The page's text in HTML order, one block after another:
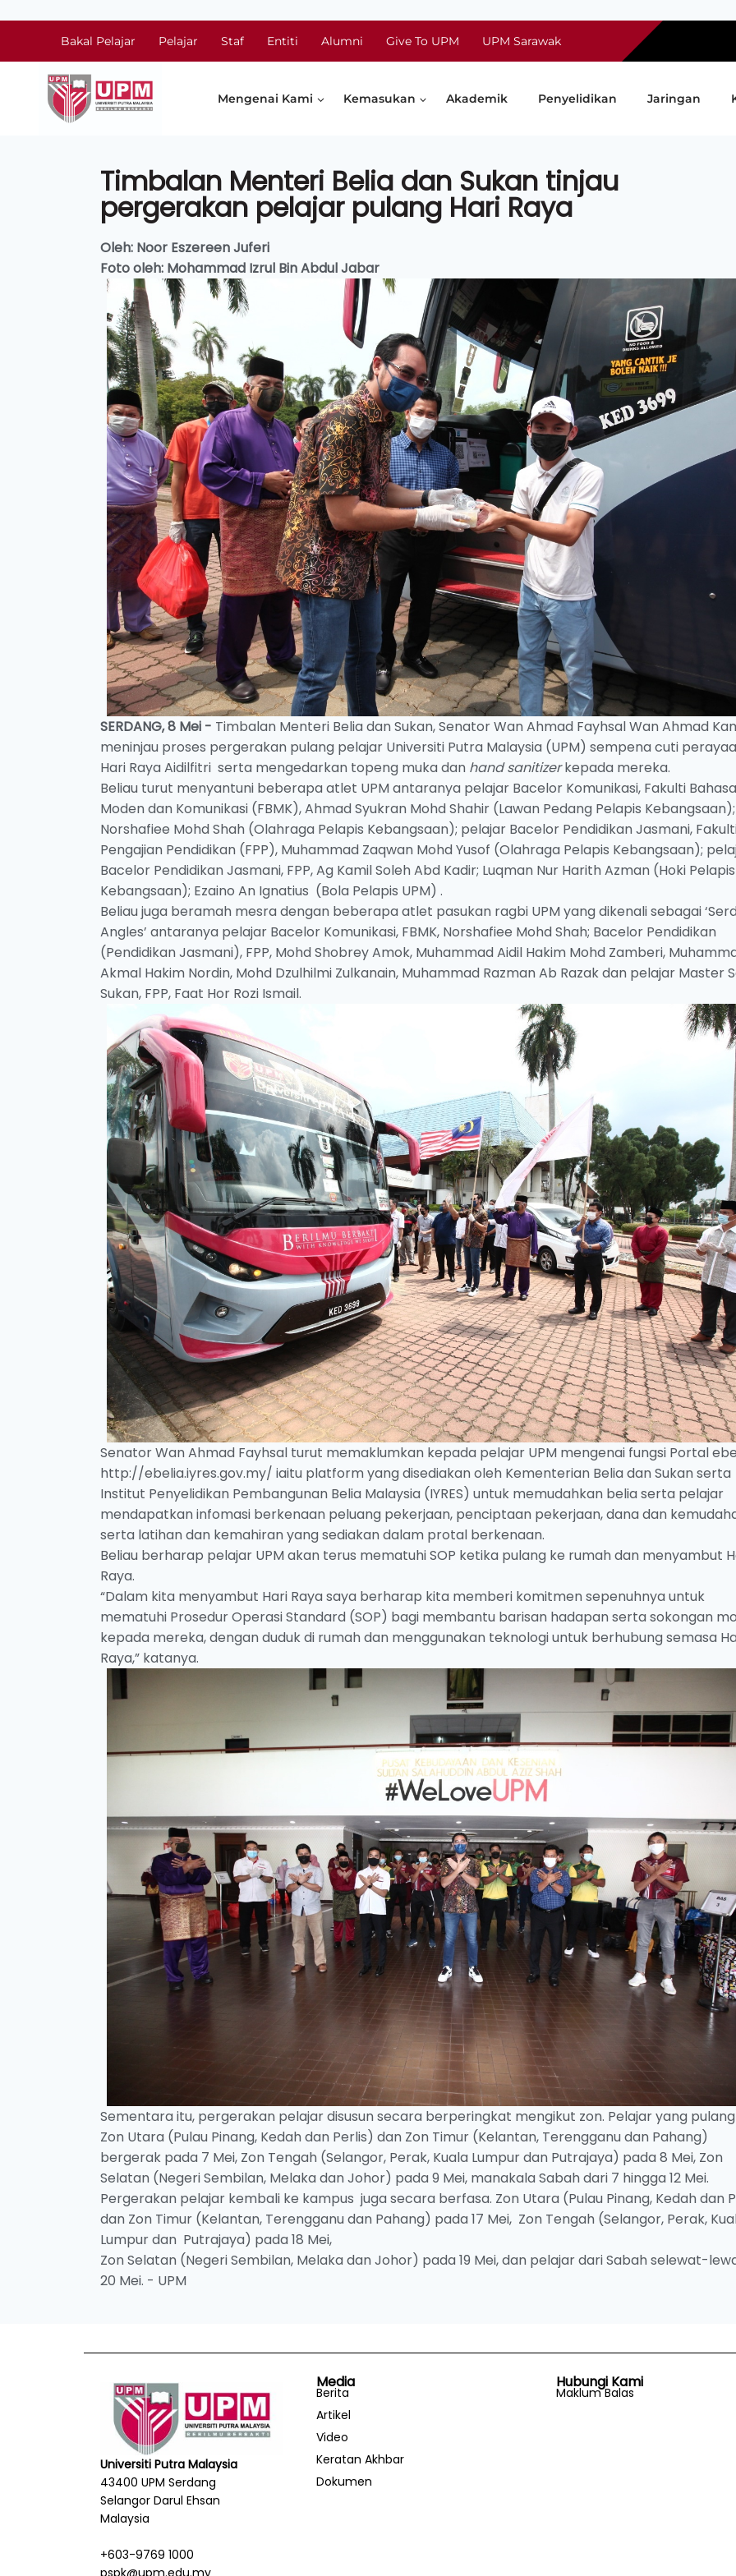
Bakal Pelajar Pelajar Staf Entiti Alumni Give To UPM UPM Sarawak
Mengenai Kami Kemasukan Akademik Penyelidikan Jaringan
Timbalan Menteri Belia dan Sukan tinjau
pergerakan pelajar pulang Hari Raya
Oleh: Noor Eszereen Juferi
Foto oleh: Mohammad Izrul Bin Abdul Jabar
SERDANG, 8 Mei - Timbalan Menteri Belia dan Sukan, Senator Wan Ahmad Fayhsal Wan Ahmad
meninjau proses pergerakan pulang pelajar Universiti Putra Malaysia (UPM) sempena cuti
Hari Raya Aidilfitri serta mengedarkan topeng muka dan hand sanitizerkepada mereka.
Beliau turut menyantuni beberapa atlet UPM antaranya pelajar Bacelor Komunikasi, Fakulti Bahasa
Moden dan Komunikasi (FBMK), Ahmad Syukran Mohd Shahir (Lawan Pedang Pelapis Kebangsaan);
Norshafiee Mohd Shah (Olahraga Pelapis Kebangsaan); pelajar Bacelor Pendidikan Jasmani,
Pengajian Pendidikan (FPP), Muhammad Zaqwan Mohd Yusof (Olahraga Pelapis Kebangsaan);
Bacelor Pendidikan Jasmani, FPP, Ag Kamil Soleh Abd Kadir; Luqman Nur Harith Azman (Hoki Pelapis
Kebangsaan); Ezaino An Ignatius (Bola Pelapis UPM) .
Beliau juga beramah mesra dengan beberapa atlet pasukan ragbi UPM yang dikenali sebagai
Angles’ antaranya pelajar Bacelor Komunikasi, FBMK, Norshafiee Mohd Shah; Bacelor Pendidikan
(Pendidikan Jasmani), FPP, Mohd Shobrey Amok, Muhammad Aidil Hakim Mohd Zamberi,
Akmal Hakim Nordin, Mohd Dzulhilmi Zulkanain, Muhammad Razman Ab Razak dan pelajar Master
Sukan, FPP, Faat Hor Rozi Ismail.
Senator Wan Ahmad Fayhsal turut memaklumkan kepada pelajar UPM mengenai fungsi Portal
http://ebelia.iyres.gov.my/ iaitu platform yang disediakan oleh Kementerian Belia dan Sukan serta
Institut Penyelidikan Pembangunan Belia Malaysia (IYRES) untuk memudahkan belia serta pelajar
mendapatkan infomasi berkenaan peluang pekerjaan, penciptaan pekerjaan, dana dan
serta latihan dan kemahiran yang sediakan dalam protal berkenaan.
Beliau berharap pelajar UPM akan terus mematuhi SOP ketika pulang ke rumah dan menyambut
Raya.
“Dalam kita menyambut Hari Raya saya berharap kita memberi komitmen sepenuhnya untuk
mematuhi Prosedur Operasi Standard (SOP) bagi membantu barisan hadapan serta sokongan
kepada mereka, dengan duduk di rumah dan menggunakan teknologi untuk berhubung semasa
Raya,” katanya.
Sementara itu, pergerakan pelajar disusun secara berperingkat mengikut zon. Pelajar yang
Zon Utara (Pulau Pinang, Kedah dan Perlis) dan Zon Timur (Kelantan, Terengganu dan Pahang)
bergerak pada 7 Mei, Zon Tengah (Selangor, Perak, Kuala Lumpur dan Putrajaya) pada 8 Mei, Zon
Selatan (Negeri Sembilan, Melaka dan Johor) pada 9 Mei, manakala Sabah dari 7 hingga 12 Mei.
Pergerakan pelajar kembali ke kampus juga secara berfasa. Zon Utara (Pulau Pinang, Kedah dan
dan Zon Timur (Kelantan, Terengganu dan Pahang) pada 17 Mei, Zon Tengah (Selangor, Perak,
Lumpur dan Putrajaya) pada 18 Mei,
Zon Selatan (Negeri Sembilan, Melaka dan Johor) pada 19 Mei, dan pelajar dari Sabah selewat-
20 Mei. - UPM
Universiti Putra Malaysia
43400 UPM Serdang
Selangor Darul Ehsan
Malaysia
+603-9769 1000
Media
Berita
Artikel
Video
Keratan Akhbar
Dokumen
Hubungi Kami
Maklum Balas